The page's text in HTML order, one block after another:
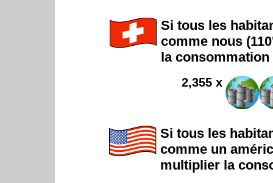
Si tous les
comme nous (
la
2,355 x
Si tous les
comme un
multiplier la